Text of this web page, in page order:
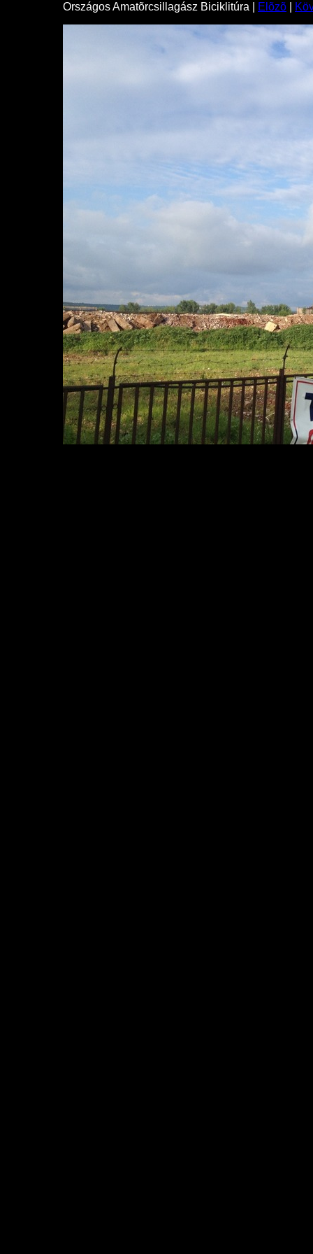
Országos Amatõrcsillagász Biciklitúra | Elõzõ